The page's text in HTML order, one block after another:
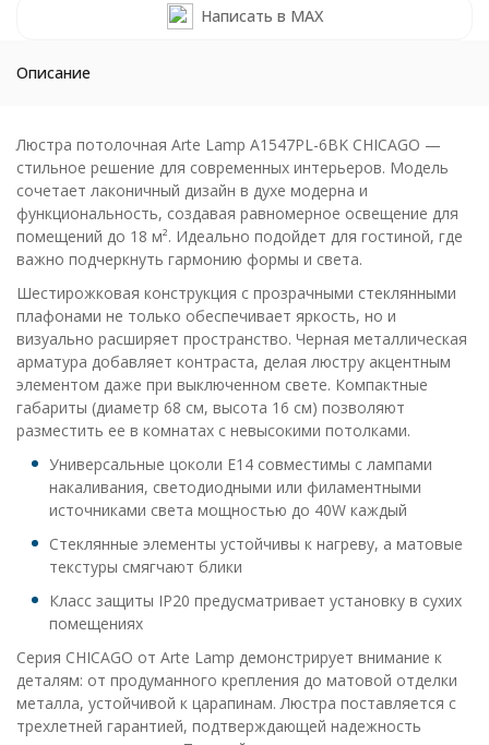
Написать в MAX
Описание
Люстра потолочная Arte Lamp A1547PL-6BK CHICAGO —
стильное решение для современных интерьеров. Модель
сочетает лаконичный дизайн в духе модерна и
функциональность, создавая равномерное освещение для
помещений до 18 м². Идеально подойдет для гостиной, где
важно подчеркнуть гармонию формы и света.
Шестирожковая конструкция с прозрачными стеклянными
плафонами не только обеспечивает яркость, но и
визуально расширяет пространство. Черная металлическая
арматура добавляет контраста, делая люстру акцентным
элементом даже при выключенном свете. Компактные
габариты (диаметр 68 см, высота 16 см) позволяют
разместить ее в комнатах с невысокими потолками.
Универсальные цоколи E14 совместимы с лампами
накаливания, светодиодными или филаментными
источниками света мощностью до 40W каждый
Стеклянные элементы устойчивы к нагреву, а матовые
текстуры смягчают блики
Класс защиты IP20 предусматривает установку в сухих
помещениях
Серия CHICAGO от Arte Lamp демонстрирует внимание к
деталям: от продуманного крепления до матовой отделки
металла, устойчивой к царапинам. Люстра поставляется с
трехлетней гарантией, подтверждающей надежность